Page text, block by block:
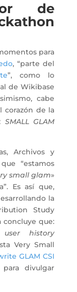
de
para
, “parte del
”, como lo
de Wikibase
cabe
corazón de la
SMALL GLAM
Archivos y
“estamos
small glam»
Es así que,
la
Study
concluye que:
user history
Very Small
GLAM CSI
divulgar